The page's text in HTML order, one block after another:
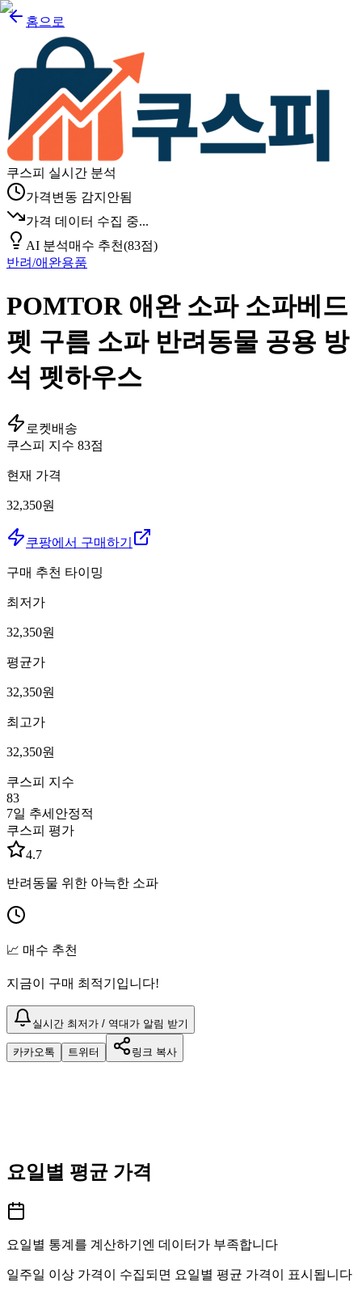
홈으로
쿠스피 실시간 분석
가격변동 감지안됨
가격 데이터 수집 중...
AI 분석매수 추천(83점)
반려/애완용품
POMTOR 애완 소파 소파베드
펫 구름 소파 반려동물 공용 방
석 펫하우스
로켓배송
쿠스피 지수 83점
현재 가격
32,350원
쿠팡에서 구매하기
구매 추천 타이밍
최저가
32,350원
평균가
32,350원
최고가
32,350원
쿠스피 지수
83
7일 추세 안정적
쿠스피 평가
4.7
반려동물 위한 아늑한 소파
📈 매수 추천
지금이 구매 최적기입니다!
실시간 최저가 / 역대가 알림 받기
카카오톡 트위터 링크 복사
요일별 평균 가격
요일별 통계를 계산하기엔 데이터가 부족합니다
일주일 이상 가격이 수집되면 요일별 평균 가격이 표시됩니다